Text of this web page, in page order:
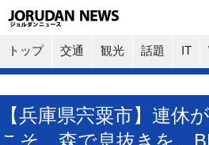
トップ 交通 観光 話題 IT
【兵庫県宍粟市】連休
こそ、森で息抜きを。